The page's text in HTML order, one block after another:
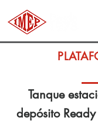
Tanque
depósito